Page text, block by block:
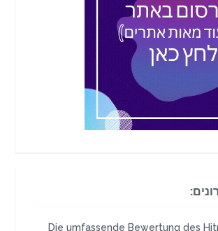
Die umfassende Bewertung des